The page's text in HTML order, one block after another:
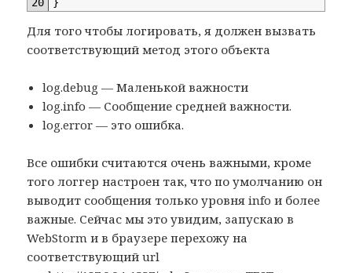
Для того чтобы логировать, я должен вызвать
соответствующий метод этого объекта
log.debug — Маленькой важности
log.info — Сообщение средней важности.
log.error — это ошибка.
Все ошибки считаются очень важными, кроме
того логгер настроен так, что по умолчанию он
выводит сообщения только уровня info и более
важные. Сейчас мы это увидим, запускаю в
WebStorm и в браузере перехожу на
соответствующий url